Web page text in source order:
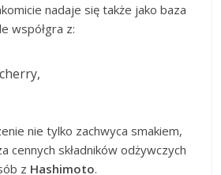
nadaje się także jako baza
współgra z:
nie tylko zachwyca smakiem,
cennych składników odżywczych
z Hashimoto.